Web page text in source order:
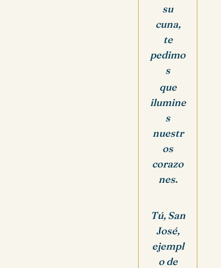
su
cuna,
te
pedimo
s
que
ilumine
s
nuestr
os
corazo
nes.
Tú, San
José,
ejempl
o de